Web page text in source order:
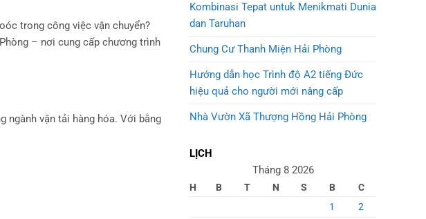
trong công việc vận chuyển?
– nơi cung cấp chương trình
ngành vận tải hàng hóa. Với bằng
Kombinasi Tepat untuk Menikmati Dunia
dan Taruhan
Chung Cư Thanh Miện Hải Phòng
Hướng dẫn học Trình độ A2 tiếng Đức
hiệu quả cho người mới nâng cấp
Nhà Vườn Xã Thượng Hồng Hải Phòng
LỊCH
Tháng 8 2026
H B T N S B
C
1
2